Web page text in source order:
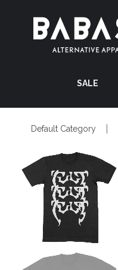
SALE
Default Category